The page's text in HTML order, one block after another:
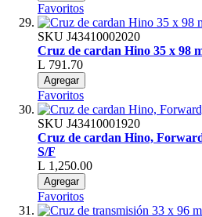
Favoritos
SKU J43410002020
Cruz de cardan Hino 35 x 98
L 791.70
Agregar
Favoritos
SKU J43410001920
Cruz de cardan Hino,
S/F
L 1,250.00
Agregar
Favoritos